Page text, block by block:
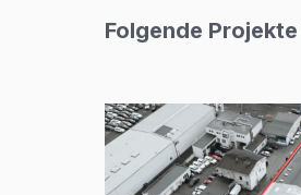
Folgende